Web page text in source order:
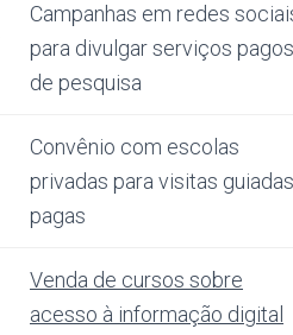
Campanhas em redes
para divulgar serviços pagos
de pesquisa
Convênio com escolas
privadas para visitas guiadas
pagas
Venda de cursos sobre
acesso à informação digital